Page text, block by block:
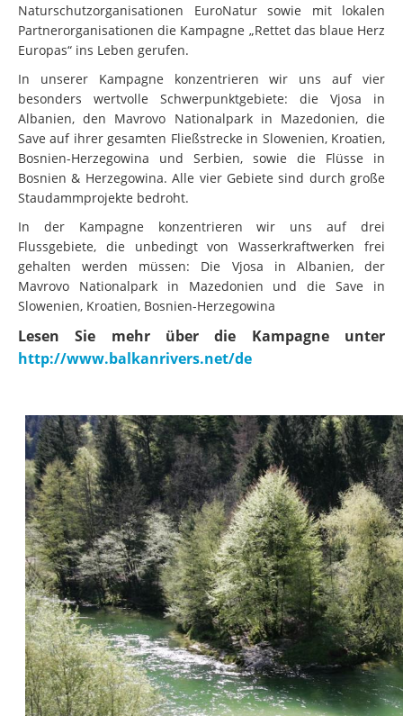
Naturschutzorganisationen EuroNatur sowie mit lokalen
Partnerorganisationen die Kampagne „Rettet das blaue Herz
Europas“ ins Leben gerufen.
In unserer Kampagne konzentrieren wir uns auf vier
besonders wertvolle Schwerpunktgebiete: die Vjosa in
Albanien, den Mavrovo Nationalpark in Mazedonien, die
Save auf ihrer gesamten Fließstrecke in Slowenien, Kroatien,
Bosnien-Herzegowina und Serbien, sowie die Flüsse in
Bosnien & Herzegowina. Alle vier Gebiete sind durch große
Staudammprojekte bedroht.
In der Kampagne konzentrieren wir uns auf drei
Flussgebiete, die unbedingt von Wasserkraftwerken frei
gehalten werden müssen: Die Vjosa in Albanien, der
Mavrovo Nationalpark in Mazedonien und die Save in
Slowenien, Kroatien, Bosnien-Herzegowina
Lesen Sie mehr über die Kampagne unter
http://www.balkanrivers.net/de